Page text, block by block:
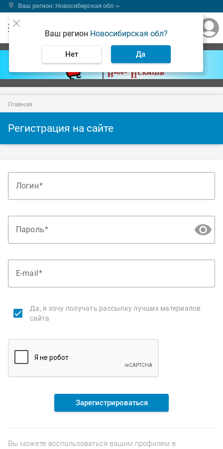
Ваш регион: Новосибирская обл
Ваш регион Новосибирская обл?
Нет Да
Главная
Регистрация на сайте
Логин
Пароль
E-mail
Да, я хочу получать рассылку лучших материалов
сайта
Зарегистрироваться
Вы можете воспользоваться вашим профилем в